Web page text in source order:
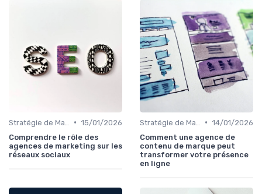
• 15/01/2026
Comprendre le rôle des
agences de marketing sur les
réseaux sociaux
• 14/01/2026
Comment une agence de
contenu de marque peut
transformer votre présence
en ligne